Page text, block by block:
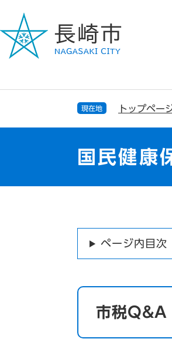
ジ
で
ュ
ば
現在地 トップペー
国民健康
ページ内目次
市税Q&A